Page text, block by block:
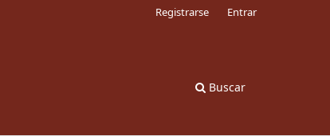
Buscar
Registrarse Entrar